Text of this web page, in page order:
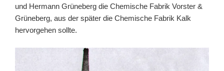
und Hermann Grüneberg die Chemische Fabrik Vorster &
Grüneberg, aus der später die Chemische Fabrik Kalk
hervorgehen sollte.